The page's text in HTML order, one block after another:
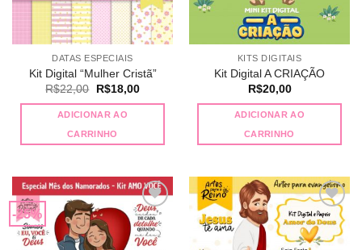
DATAS ESPECIAIS
Kit Digital “Mulher Cristã”
R$22,00 O
original
era:
R$22,00.
R$18,00O
ADICIONAR AO
CARRINHO
KITS DIGITAIS
Kit Digital A CRIAÇÃO
R$20,00
ADICIONAR AO
CARRINHO
-25%
Adicionar
a lista de
desejos
Adicionar
a lista de
desejos